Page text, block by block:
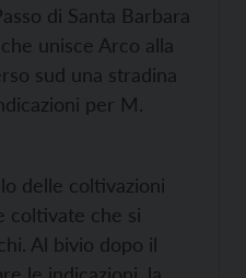
di Santa Barbara
unisce Arco alla
sud una stradina
per M.
delle coltivazioni
coltivate che si
Al bivio dopo il